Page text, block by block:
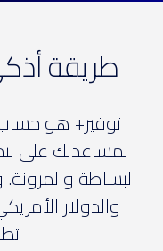
طريقة
توفير+ هو
لمساعدتك على
البساطة والمرونة.
والدولار